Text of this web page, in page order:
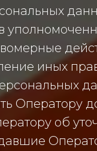
иных
Оператору
об